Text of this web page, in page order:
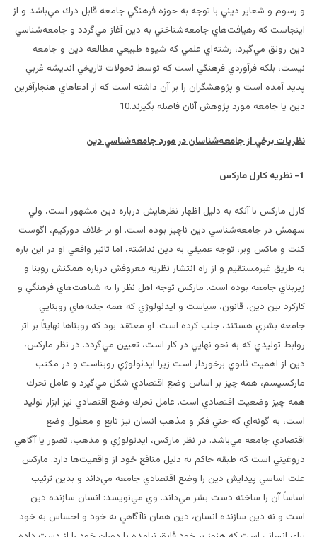
و رسوم و شعاير ديني با توجه به حوزه فرهنگي جامعه قابل درك مي‌باشد و از
اينجاست كه رهيافت‌هاي جامعه‌شناختي به دين آغاز مي‌گردد و جامعه‌شناسي
دين رونق مي‌گيرد، رشته‌اي علمي كه شيوه طبيعي مطالعه دين و جامعه
نيست، بلكه فرآوردي فرهنگي است كه توسط تحولات تاريخي انديشه غربي
پديد آمده است و پژوهشگران را بر آن داشته است كه از ادعاهاي هنجارآفرين
دين يا جامعه مورد پژوهش آنان فاصله بگيرند.10
نظريات برخي از جامعه‌شناسان در مورد جامعه‌شناسي دين
1- نظريه كارل ماركس
كارل ماركس با آنكه به دليل اظهار نظرهايش درباره دين مشهور است، ولي
سهمش در جامعه‌شناسي دين ناچيز بوده است. او بر خلاف دوركيم، اگوست
كنت و ماكس وبر، توجه عميقي به دين نداشته، اما تاثير واقعي او در اين باره
به طريق غيرمستقيم و از راه انتشار نظريه معروفش درباره همكنش روبنا و
زيربناي جامعه بوده است. ماركس توجه اهل نظر را به شباهت‌هاي فرهنگي و
كاركرد بين دين، قانون، سياست و ايدئولوژي كه همه جنبه‌هاي روبنايي
جامعه بشري هستند، جلب كرده است. او معتقد بود كه روبناها نهايتاً بر اثر
روابط توليدي كه به نحو نهايي در كار است، تعيين مي‌گردد. در نظر ماركس،
دين از اهميت ثانوي برخوردار است زيرا ايدئولوژي روبناست و در مكتب
ماركسيسم، همه چيز بر اساس وضع اقتصادي شكل مي‌گيرد و عامل تحرك
همه چيز وضعيت اقتصادي است. عامل تحرك وضع اقتصادي نيز ابزار توليد
است، به گونه‌اي كه حتي فكر و مذهب انسان نيز تابع و معلول وضع
اقتصادي جامعه مي‌باشد. در نظر ماركس، ايدئولوژي و مذهب، تصور يا آگاهي
دروغيني است كه طبقه حاكم به دليل منافع خود از واقعيت‌ها دارد. ماركس
علت اساسي پيدايش دين را وضع اقتصادي جامعه مي‌داند و بدين ترتيب
اساساً آن را ساخته دست بشر مي‌داند. وي مي‌نويسد: انسان سازنده دين
است و نه دين سازنده انسان، دين همان ناآگاهي به خود و احساس به خود